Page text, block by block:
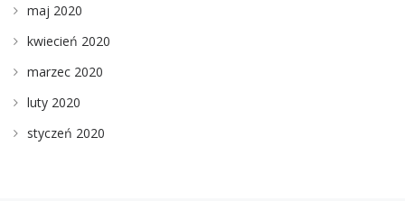
maj 2020
kwiecień 2020
marzec 2020
luty 2020
styczeń 2020